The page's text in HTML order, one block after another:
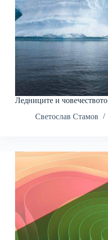
Ледниците и човечеството
Светослав Стамов